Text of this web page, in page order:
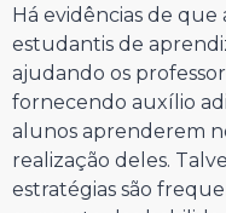
Há evidências de que
estudantis de
ajudando os
fornecendo auxílio
alunos aprenderem
realização deles.
estratégias são